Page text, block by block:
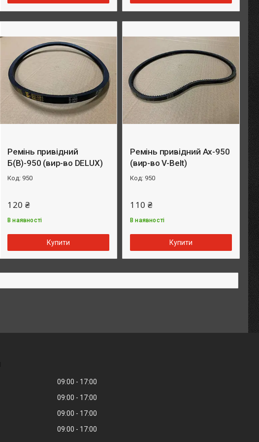
Ремінь привідний
Б(B)-950 (вир-во DELUX)
950
120 ₴
В наявності
Купити
Ремінь привідний Ax-950
(вир-во V-Belt)
950
110 ₴
В наявності
Купити
09:00
17:00
09:00
17:00
09:00
17:00
09:00
17:00